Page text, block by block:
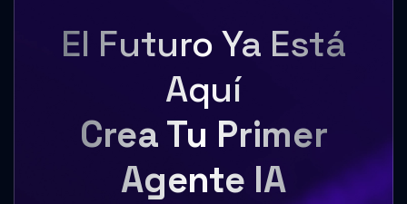
El Futuro Ya Está
Aquí
Crea Tu Primer
Agente IA